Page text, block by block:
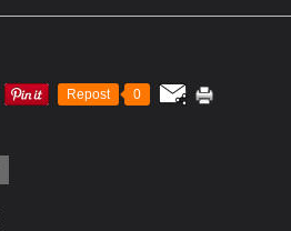
Repost 0